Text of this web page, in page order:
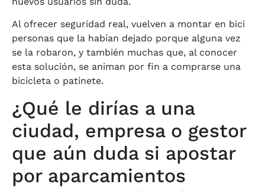
Al ofrecer seguridad real, vuelven a montar en bici
personas que la habían dejado porque alguna vez
se la robaron, y también muchas que, al conocer
esta solución, se animan por fin a comprarse una
bicicleta o patinete.
¿Qué le dirías a una
ciudad, empresa o gestor
que aún duda si apostar
por aparcamientos